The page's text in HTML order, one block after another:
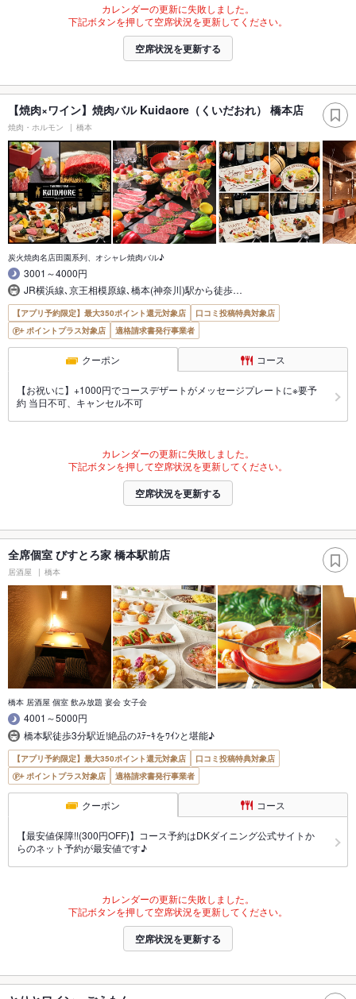
カレンダーの更新に失敗しました。
下記ボタンを押して空席状況を更新してください。
空席状況を更新する
【焼肉×ワイン】焼肉バル Kuidaore（くいだおれ） 橋本店
焼肉・ホルモン 橋本
炭火焼肉名店田園系列、オシャレ焼肉バル♪
3001～4000円
JR横浜線､京王相模原線､橋本(神奈川)駅から徒歩…
【アプリ予約限定】最大350ポイント還元対象店
口コミ投稿特典対象店
ポイントプラス対象店
適格請求書発行事業者
クーポン コース
【お祝いに】+1000円でコースデザートがメッセージプレートに※要予
約 当日不可、キャンセル不可
カレンダーの更新に失敗しました。
下記ボタンを押して空席状況を更新してください。
空席状況を更新する
全席個室 びすとろ家 橋本駅前店
居酒屋 橋本
橋本 居酒屋 個室 飲み放題 宴会 女子会
4001～5000円
橋本駅徒歩3分駅近!絶品のｽﾃｰｷをﾜｲﾝと堪能♪
【アプリ予約限定】最大350ポイント還元対象店
口コミ投稿特典対象店
ポイントプラス対象店
適格請求書発行事業者
クーポン コース
【最安値保障!!(300円OFF)】コース予約はDKダイニング公式サイトか
らのネット予約が最安値です♪
カレンダーの更新に失敗しました。
下記ボタンを押して空席状況を更新してください。
空席状況を更新する